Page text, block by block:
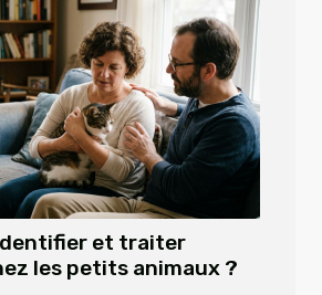
et traiter
les petits animaux ?